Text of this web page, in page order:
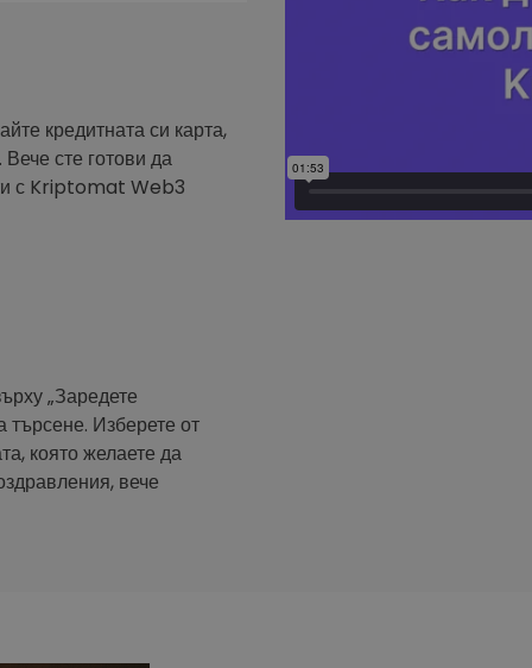
кредитната си карта,
сте готови да
с Kriptomat Web3
„Заредете
търсене. Изберете от
която желаете да
вече